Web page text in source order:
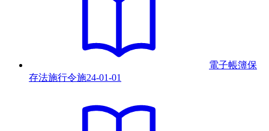
電子帳簿保
存法施行令施24-01-01